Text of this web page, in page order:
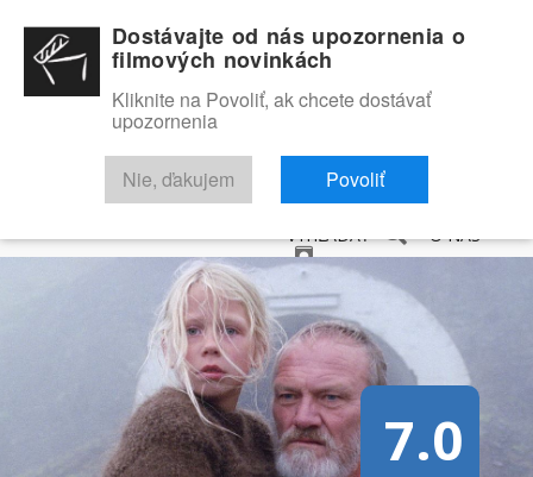
RECENZIE TRAILERY FILMOVÁ DATABÁZA
VYHĽADAŤ O NÁS
7.0
Dostávajte od nás upozornenia o
filmových novinkách
Kliknite na Povoliť, ak chcete dostávať
upozornenia
Nie, ďakujem Povoliť